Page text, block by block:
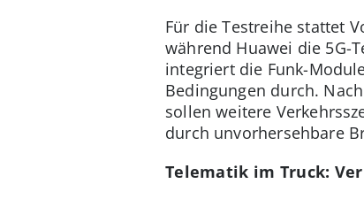
Für die Testreihe stattet
während Huawei die 5G-
integriert die Funk-
Bedingungen durch.
sollen weitere
durch unvorhersehbare
Telematik im Truck: